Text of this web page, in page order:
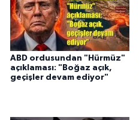
ABD ordusundan "Hürmüz"
açıklaması: "Boğaz açık,
geçişler devam ediyor"